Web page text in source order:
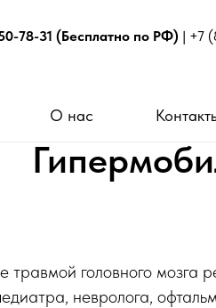
78-31 (Бесплатно по РФ) | +7
О нас
травмой головного мозга
невролога,